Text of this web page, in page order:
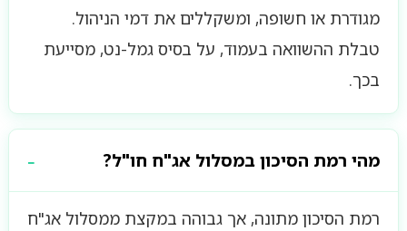
מגודרת או חשופה, ומשקללים את דמי הניהול.
טבלת ההשוואה בעמוד, על בסיס גמל-נט, מסייעת
בכך.
מהי רמת הסיכון במסלול אג"ח חו"ל?
רמת הסיכון מתונה, אך גבוהה במקצת ממסלול אג"ח